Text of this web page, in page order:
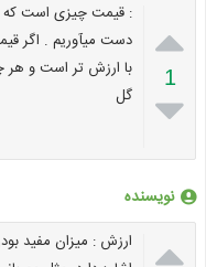

1

: قیمت چیزی است که
دست میآوریم . اگر
با ارزش تر است و هر
گل
نویسنده

ارزش : میزان مفید